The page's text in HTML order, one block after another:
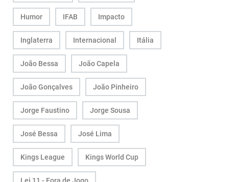
Humor IFAB Impacto
Inglaterra Internacional Itália
João Bessa João Capela
João Gonçalves João Pinheiro
Jorge Faustino Jorge Sousa
José Bessa José Lima
Kings League Kings World Cup